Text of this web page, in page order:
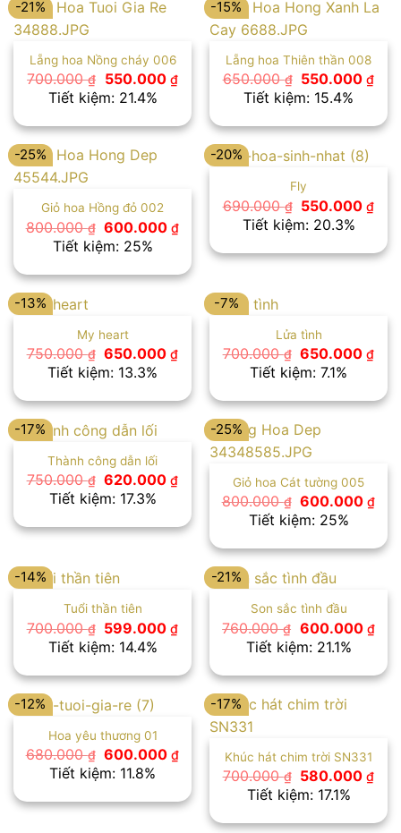
-21%
Lẵng hoa Nồng cháy 006
700.000₫
Giá
gốc
là:
550.000 ₫Giá
hiện
là:
550.000 ₫.
Tiết kiệm: 21.4%
-15%
Lẵng hoa Thiên thần 008
650.000₫
Giá
gốc
là:
550.000₫Giá
là:
Tiết kiệm: 15.4%
-25%
Giỏ hoa Hồng đỏ 002
800.000₫ Giá
gốc
là:
600.000₫Giá
là:
600.000 ₫.
Tiết kiệm: 25%
-20%
Fly
690.000₫
Giá
gốc
là:
550.000₫Giá
là:
Tiết kiệm: 20.3%
-13%
My heart
750.000₫ Giá
gốc
là:
650.000₫Giá
là:
650.000 ₫.
Tiết kiệm: 13.3%
-7%
Lửa tình
700.000₫ Giá
gốc
là:
650.000₫Giá
là:
Tiết kiệm: 7.1%
-17%
Thành công dẫn lối
750.000₫ Giá
gốc
là:
620.000₫Giá
là:
620.000 ₫.
Tiết kiệm: 17.3%
-25%
Giỏ hoa Cát tường 005
800.000₫ Giá
gốc
là:
600.000₫Giá
là:
Tiết kiệm: 25%
-14%
Tuổi thần tiên
700.000₫
Giá
gốc
là:
599.000₫Giá
là:
599.000 ₫.
Tiết kiệm: 14.4%
-21%
Son sắc tình đầu
760.000₫ Giá
gốc
là:
600.000 ₫Giá
hiện
là:
Tiết kiệm: 21.1%
-12%
Hoa yêu thương 01
680.000₫ Giá
gốc
là:
600.000₫Giá
là:
600.000 ₫.
Tiết kiệm: 11.8%
-17%
Khúc hát chim trời SN331
700.000₫
Giá
gốc
là:
580.000₫Giá
là:
Tiết kiệm: 17.1%